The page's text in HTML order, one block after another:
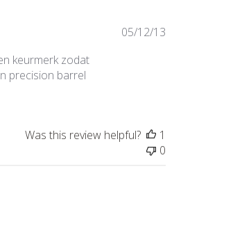
keurmerk zodat
precision barrel
Published
05/12/13
Was this review helpful?
1
0